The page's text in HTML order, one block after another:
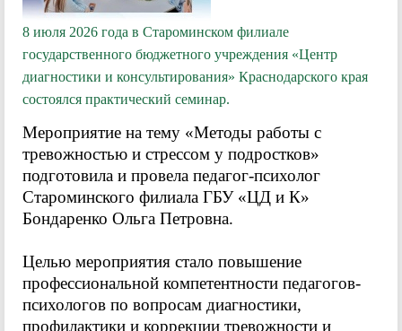
8 июля 2026 года в Староминском филиале
государственного бюджетного учреждения «Центр
диагностики и консультирования» Краснодарского края
состоялся практический семинар.
Мероприятие на тему «Методы работы с
тревожностью и стрессом у подростков»
подготовила и провела педагог-психолог
Староминского филиала ГБУ «ЦД и К»
Бондаренко Ольга Петровна.
Целью мероприятия стало повышение
профессиональной компетентности педагогов-
психологов по вопросам диагностики,
профилактики и коррекции тревожности и